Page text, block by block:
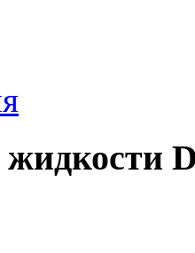
жидкости